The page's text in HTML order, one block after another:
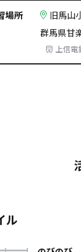
場所
旧馬山
群馬県甘
上信電
ル